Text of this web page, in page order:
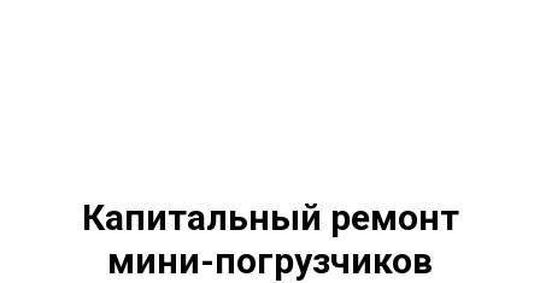
Капитальный ремонт
мини-погрузчиков